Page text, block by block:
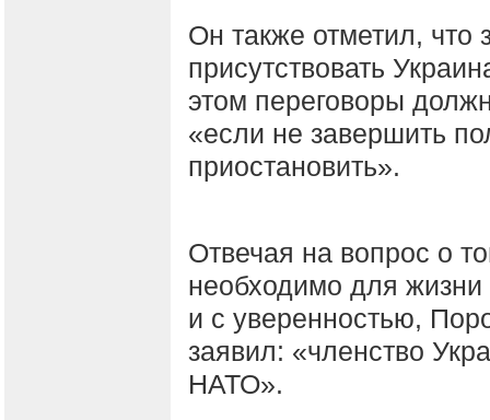
Он также отметил, что
присутствовать
этом переговоры
«если не завершить
приостановить».
Отвечая на вопрос о
необходимо для жизни
и с уверенностью,
заявил: «членство
НАТО».